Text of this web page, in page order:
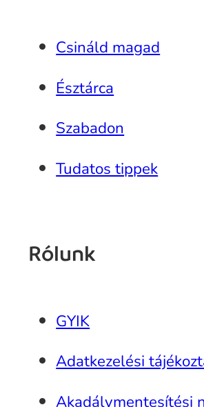
Csináld magad
Észtárca
Szabadon
Tudatos tippek
Rólunk
GYIK
Adatkezelési
Akadálymentesítési